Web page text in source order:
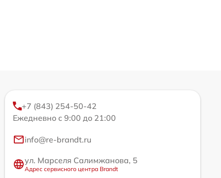
+7 (843) 254-50-42
Ежедневно с 9:00 до 21:00
info@re-brandt.ru
ул. Марселя Салимжанова, 5
Адрес сервисного центра Brandt